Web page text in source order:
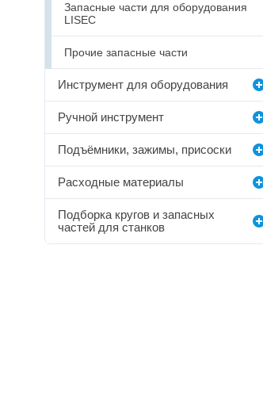
Запасные части для оборудования
LISEC
Прочие запасные части
Инструмент для оборудования
Ручной инструмент
Подъёмники, зажимы, присоски
Расходные материалы
Подборка кругов и запасных
частей для станков